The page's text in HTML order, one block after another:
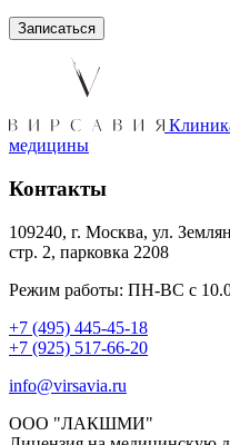
медицины
Контакты
109240, г. Москва, ул.
стр. 2, парковка 2208
Режим работы: ПН-ВС с
+7 (495) 445-45-18
+7 (925) 517-66-20
info@virsavia.ru
ООО "ЛАКШМИ"